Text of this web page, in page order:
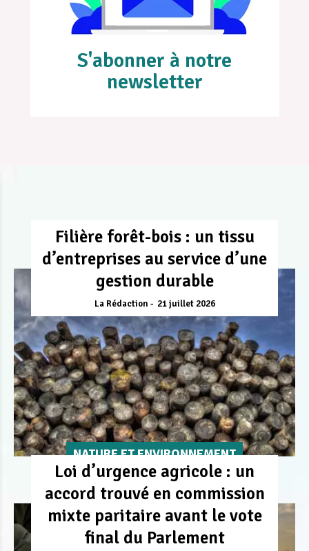
S'abonner à notre
newsletter
Filière forêt-bois : un tissu
d’entreprises au service d’une
gestion durable
La Rédaction 21 juillet 2026
NATURE ET ENVIRONNEMENT
Loi d’urgence agricole : un
accord trouvé en commission
mixte paritaire avant le vote
final du Parlement